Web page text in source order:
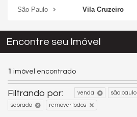
São Paulo
Vila Cruzeiro
Encontre seu Imóvel
1 imóvel encontrado
Filtrando por: venda são paulo
sobrado remover todos